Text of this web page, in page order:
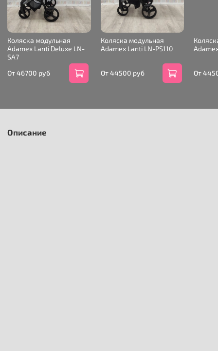
Коляска модульная
Adamex Lanti Deluxe LN-
SA7
От46700 руб
Коляска модульная
Adamex Lanti LN-PS110
От 44500 руб От
Описание